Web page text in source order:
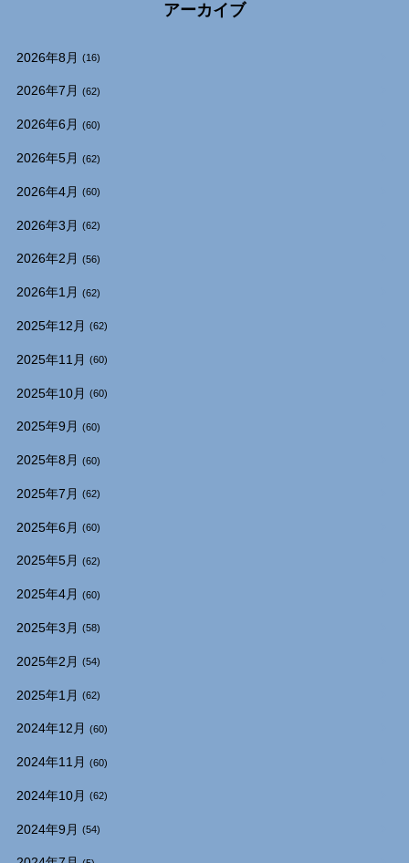
アーカイブ
2026年8月 (16)
2026年7月 (62)
2026年6月 (60)
2026年5月 (62)
2026年4月 (60)
2026年3月 (62)
2026年2月 (56)
2026年1月 (62)
2025年12月 (62)
2025年11月 (60)
2025年10月 (60)
2025年9月 (60)
2025年8月 (60)
2025年7月 (62)
2025年6月 (60)
2025年5月 (62)
2025年4月 (60)
2025年3月 (58)
2025年2月 (54)
2025年1月 (62)
2024年12月 (60)
2024年11月 (60)
2024年10月 (62)
2024年9月 (54)